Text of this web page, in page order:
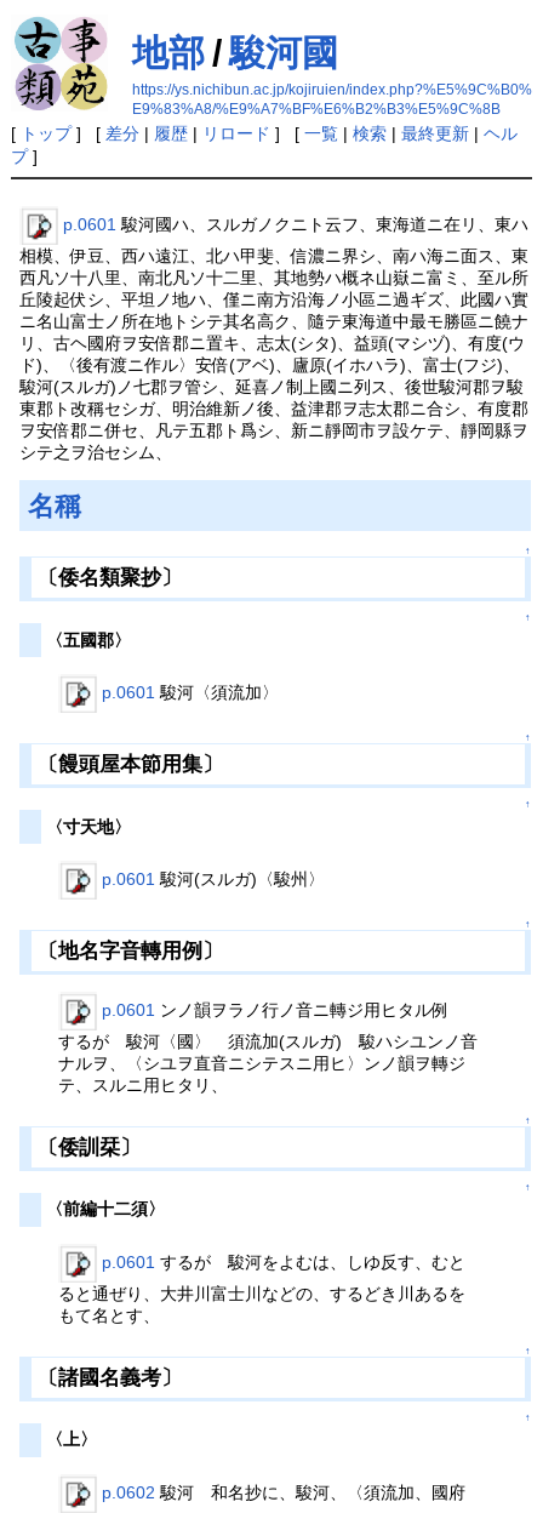
地部/駿河國
https://ys.nichibun.ac.jp/kojiruien/index.php?%E5%9C%B0%
E9%83%A8/%E9%A7%BF%E6%B2%B3%E5%9C%8B
[ トップ] [ 差分| 履歴| リロード ] [ 一覧| 検索| 最終更新| ヘル
プ]
p.0601 駿河國ハ、スルガノクニト云フ、東海道ニ在リ、東ハ
相模、伊豆、西ハ遠江、北ハ甲斐、信濃ニ界シ、南ハ海ニ面ス、東
西凡ソ十八里、南北凡ソ十二里、其地勢ハ概ネ山嶽ニ富ミ、至ル所
丘陵起伏シ、平坦ノ地ハ、僅ニ南方沿海ノ小區ニ過ギズ、此國ハ實
ニ名山富士ノ所在地トシテ其名高ク、隨テ東海道中最モ勝區ニ饒ナ
リ、古ヘ國府ヲ安倍郡ニ置キ、志太(シタ)、益頭(マシヅ)、有度(ウ
ド)、〈後有渡ニ作ル〉安倍(アベ)、廬原(イホハラ)、富士(フジ)、
駿河(スルガ)ノ七郡ヲ管シ、延喜ノ制上國ニ列ス、後世駿河郡ヲ駿
東郡ト改稱セシガ、明治維新ノ後、益津郡ヲ志太郡ニ合シ、有度郡
ヲ安倍郡ニ併セ、凡テ五郡ト爲シ、新ニ靜岡市ヲ設ケテ、靜岡縣ヲ
シテ之ヲ治セシム、
名稱
↑
〔倭名類聚抄〕
↑
〈五國郡〉
p.0601駿河〈須流加〉
↑
〔饅頭屋本節用集〕
↑
〈寸天地〉
p.0601 駿河(スルガ)〈駿州〉
↑
〔地名字音轉用例〕
p.0601 ンノ韻ヲラノ行ノ音ニ轉ジ用ヒタル例
するが 駿河〈國〉 須流加(スルガ) 駿ハシユンノ音
ナルヲ、〈シユヲ直音ニシテスニ用ヒ〉ンノ韻ヲ轉ジ
テ、スルニ用ヒタリ、
↑
〔倭訓栞〕
↑
〈前編十二須〉
p.0601 するが 駿河をよむは、しゆ反す、むと
ると通ぜり、大井川富士川などの、するどき川あるを
もて名とす、
↑
〔諸國名義考〕
↑
〈上〉
p.0602 駿河 和名抄に、駿河、〈須流加、國府